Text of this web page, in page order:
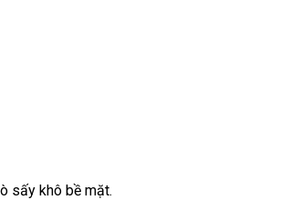
sấy khô bề mặt.